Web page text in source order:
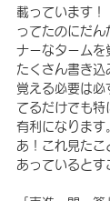
載っています！
ってたのにだん
ナーなタームを
たくさん書き込
覚える必要は必
てるだけでも特
有利になります
あ！これ見たこ
あっているとす